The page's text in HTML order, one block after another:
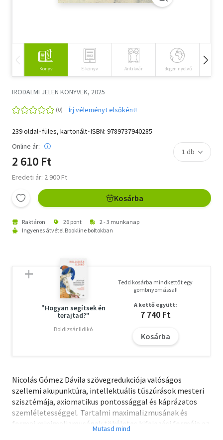
Könyv E-könyv Antikvár Idegen nyelvű
IRODALMI JELEN KÖNYVEK, 2025
Írj véleményt elsőként!
239 oldal･füles, kartonált･ISBN: 9789737940285
Online ár:
2 610 Ft
Eredeti ár: 2 900 Ft
Kosárba
Raktáron 26 pont
2 - 3 munkanap
Ingyenes átvétel Bookline boltokban
"Hogyan segítsek én
terajtad?"
Boldizsár Ildikó
Tedd kosárba mindkettőt egy
gombnyomással!
A kettő együtt:
7 740 Ft
Kosárba
Nicolás Gómez Dávila szövegredukciója valóságos
szellemi akupunktúra, intellektuális tűszúrások mesteri
szisztémája, axiomatikus pontossággal és káprázatos
szemléletességgel. Tartalmi maximalizmusának és
formai minimalizmusának tökéletes kifejezési formája az
aforizma. Gondolatkristályainak legközelebbi rokonai